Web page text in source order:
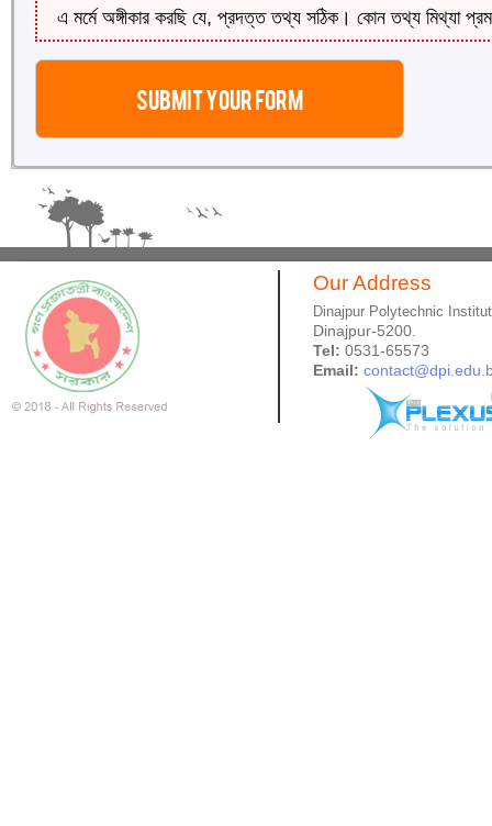
এ মর্মে অঙ্গীকার করছি যে, প্রদত্ত তথ্য সঠিক। কোন তথ্য মিথ্যা
Our Address
Dinajpur Polytechnic
Dinajpur-5200.
Tel: 0531-65573
Email: